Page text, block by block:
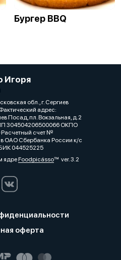
Бургер BBQ
Игоря
обл., г. Сергиев
адрес:
Посад, пл. Вокзальная, д.2
304504206500066 ОКПО
счет №
ОАО Сбербанка России к/с
044525225
ядреFoodpicássover. 3.2
оферта